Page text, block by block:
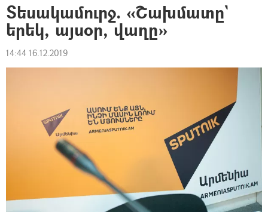
Տեսակամուրջ. «Շախմատը`
երեկ, այսօր, վաղը»
14:44 16.12.2019